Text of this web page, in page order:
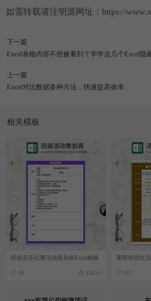
如需转载请注明源网址：https://
下一篇
Excel表格内容不想被看到？学学这几个Excel隐
上一篇
Excel对比数据多种方法，快速提高效率
相关模板
班级音乐比赛活动策划表Excel模板
26 11614
暑期班招生
162